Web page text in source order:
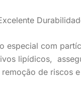
especial com
lipídicos,
de riscos e